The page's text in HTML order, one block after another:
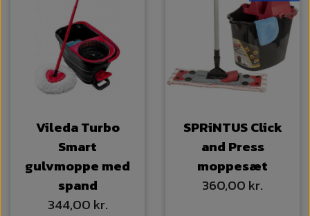
Vileda Turbo
Smart
gulvmoppe med
spand
344,00 kr.
SPRiNTUS Click
and Press
moppesæt
360,00 kr.